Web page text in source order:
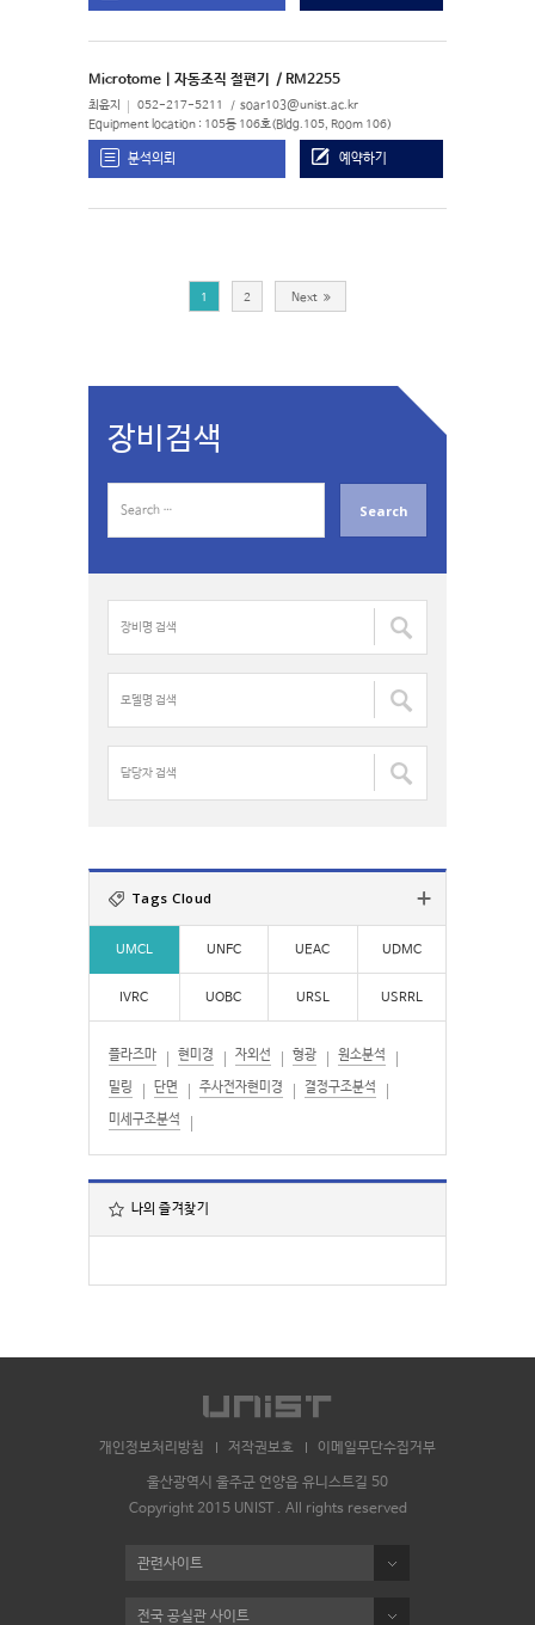
Microtome | 자동조직 절편기 / RM2255
최윤지 052-217-5211 soar103@unist.ac.kr
Equipment location : 105동 106호(Bldg.105, Room 106)
분석의뢰 예약하기
1 2 Next
장비검색
a
명
색
:
델
명
:자
:
Tags Cloud
UMCL UNFC UEAC UDMC
IVRC UOBC URSL USRRL
플라즈마 현미경 자외선 형광 원소분석
밀링 단면 주사전자현미경 결정구조분석
미세구조분석
나의 즐겨찾기
개인정보처리방침 저작권보호 이메일무단수집거부
울산광역시 울주군 언양읍 유니스트길 50
Copyright 2015 UNIST . All rights reserved
관련사이트
전국 공실관 사이트